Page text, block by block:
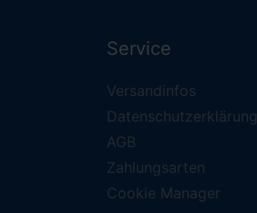
Service
Versandinfos
Datenschutzerklärung
AGB
Zahlungsarten
Cookie Manager